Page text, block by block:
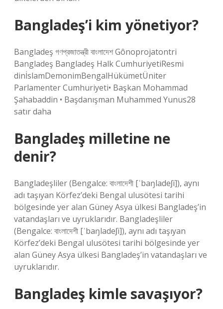
Bangladeş’i kim yönetiyor?
Bangladeş গণপ্রজাতন্ত্রী বাংলাদেশ Gônoprojatontri
Bangladeş Bangladeş Halk CumhuriyetiResmi
dinİslamDemonimBengalHükümetÜniter
Parlamenter Cumhuriyeti• Başkan Mohammad
Şahabaddin • Başdanışman Muhammed Yunus28
satır daha
Bangladeş milletine ne
denir?
Bangladeşliler (Bengalce: বাংলাদেশী [ˈbaŋladeʃi]), aynı
adı taşıyan Körfez’deki Bengal ulusötesi tarihi
bölgesinde yer alan Güney Asya ülkesi Bangladeş’in
vatandaşları ve uyruklarıdır. Bangladeşliler
(Bengalce: বাংলাদেশী [ˈbaŋladeʃi]), aynı adı taşıyan
Körfez’deki Bengal ulusötesi tarihi bölgesinde yer
alan Güney Asya ülkesi Bangladeş’in vatandaşları ve
uyruklarıdır.
Bangladeş kimle savaşıyor?